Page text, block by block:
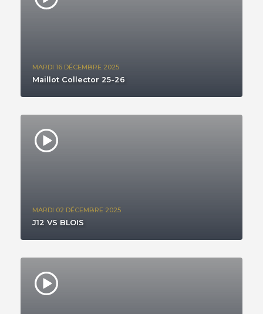
MARDI 16 DÉCEMBRE 2025
Maillot Collector 25-26
MARDI 02 DÉCEMBRE 2025
J12 VS BLOIS